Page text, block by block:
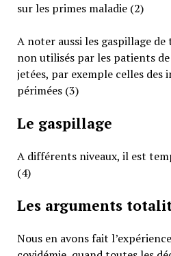
sur les primes maladie (2)
A noter aussi les gaspillage
non utilisés par les patients de
jetées, par exemple celles des
périmées (3)
Le gaspillage
A différents niveaux, il est
(4)
Les arguments
Nous en avons fait